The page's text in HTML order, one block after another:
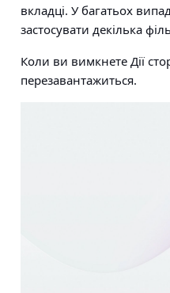
вкладці. У багатьох
застосувати декілька
Коли ви вимкнете Дії
перезавантажиться.